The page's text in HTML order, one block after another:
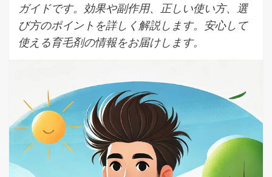
ガイドです。効果や副作用、正しい使い方、選
び方のポイントを詳しく解説します。安心して
使える育毛剤の情報をお届けします。